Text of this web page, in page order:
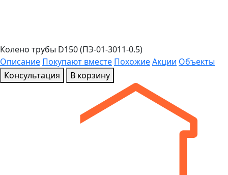
Колено трубы D150 (ПЭ-01-3011-0.5)
Описание Покупают вместе ПохожиеАкции Объекты
Консультация
В корзину